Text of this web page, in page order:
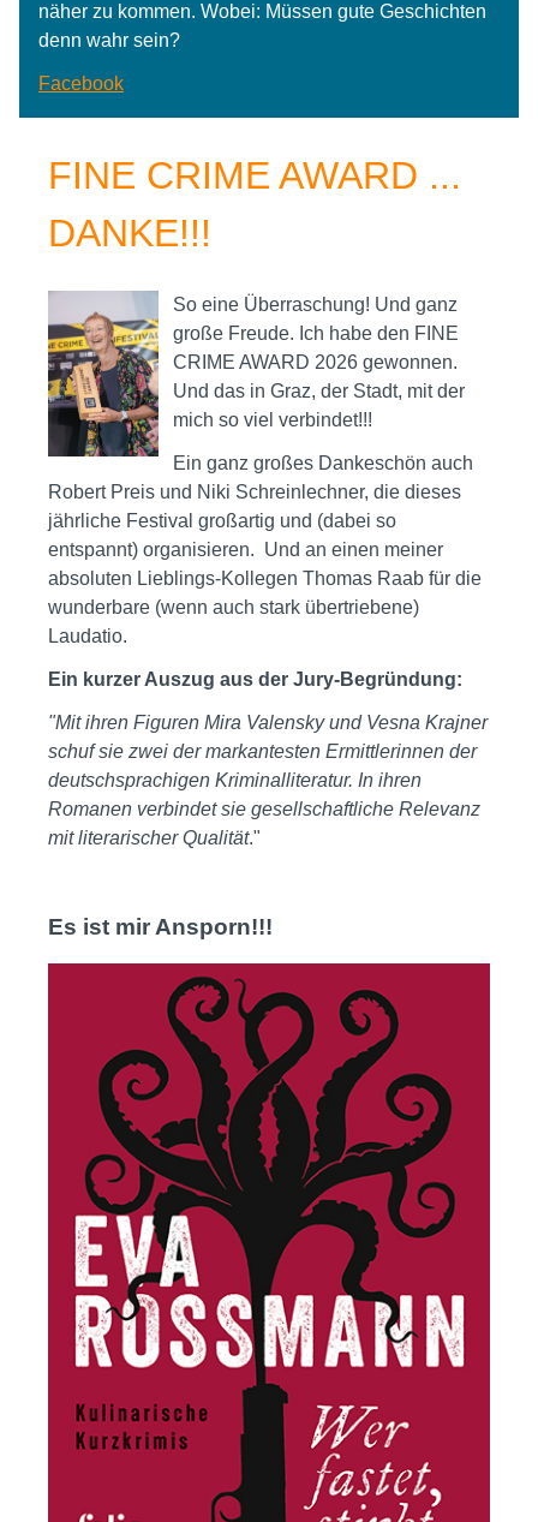
näher zu kommen. Wobei: Müssen gute Geschichten
denn wahr sein?
Facebook
FINE CRIME AWARD ...
DANKE!!!
So eine Überraschung! Und ganz
große Freude. Ich habe den FINE
CRIME AWARD 2026 gewonnen.
Und das in Graz, der Stadt, mit der
mich so viel verbindet!!!
Ein ganz großes Dankeschön auch
Robert Preis und Niki Schreinlechner, die dieses
jährliche Festival großartig und (dabei so
entspannt) organisieren. Und an einen meiner
absoluten Lieblings-Kollegen Thomas Raab für die
wunderbare (wenn auch stark übertriebene)
Laudatio.
Ein kurzer Auszug aus der Jury-Begründung:
"Mit ihren Figuren Mira Valensky und Vesna Krajner
schuf sie zwei der markantesten Ermittlerinnen der
deutschsprachigen Kriminalliteratur. In ihren
Romanen verbindet sie gesellschaftliche Relevanz
mit literarischer Qualität."
Es ist mir Ansporn!!!